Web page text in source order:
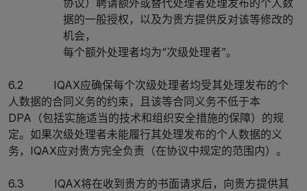
协议）聘请额外或替代处理者处理发布的个人数
据的一般授权，以及为贵方提供反对该等修改的
机会，
每个额外处理者均为“次级处理者”。
6.2 IQAX应确保每个次级处理者均受其处理发布的个
人数据的合同义务的约束，且该等合同义务不低于本
DPA（包括实施适当的技术和组织安全措施的保障）的规
定。如果次级处理者未能履行其处理发布的个人数据的义
务，IQAX应对贵方完全负责（在协议中规定的范围内）。
6.3 IQAX将在收到贵方的书面请求后，向贵方提供其